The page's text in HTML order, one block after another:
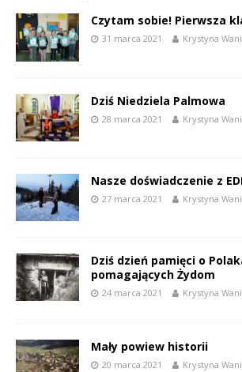
Czytam sobie! Pierwsza
31 marca 2021 Krystyna
Dziś Niedziela Palmowa
28 marca 2021 Krystyna
Nasze doświadczenie z
27 marca 2021 Krystyna
Dziś dzień pamięci o
pomagających Żydom
24 marca 2021 Krystyna
Mały powiew historii
20 marca 2021 Krystyna